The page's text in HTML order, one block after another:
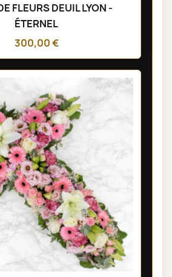
FLEURS DEUIL LYON -
ÉTERNEL
300,00 €